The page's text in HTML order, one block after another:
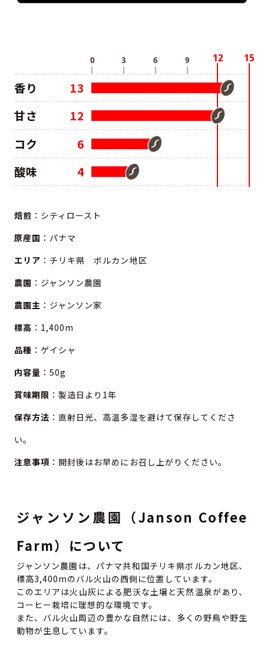
香り
13
甘さ
12
コク
6
酸味
4
焙煎 ：シティロースト
原産国 ：パナマ
エリア ：チリキ県 ボルカン地区
農園 ：ジャンソン農園
農園主 ：ジャンソン家
標高 ：1,400m
品種 ：ゲイシャ
内容量 ：50g
賞味期限 ：製造日より1年
保存方法 ：直射日光、高温多湿を避けて保存してくださ
い。
注意事項 ：開封後はお早めにお召し上がりください。
ジャンソン農園（Janson Coffee
Farm）について
ジャンソン農園は、パナマ共和国チリキ県ボルカン地区、
標高3,400mのバル火山の西側に位置しています。
このエリアは火山灰による肥沃な土壌と天然温泉があり、
コーヒー栽培に理想的な環境です。
また、バル火山周辺の豊かな自然には、多くの野鳥や野生
動物が生息しています。